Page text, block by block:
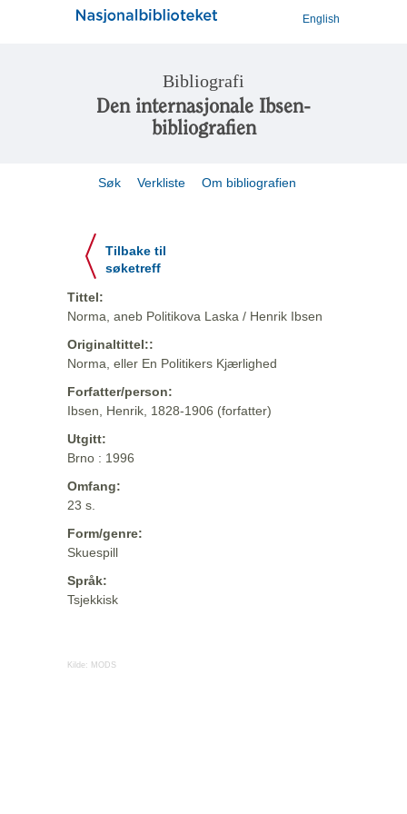
English
Bibliografi
Den internasjonale Ibsen-
bibliografien
Søk Verkliste Om bibliografien
Tilbake til
søketreff
Tittel:
Norma, aneb Politikova Laska / Henrik Ibsen
Originaltittel::
Norma, eller En Politikers Kjærlighed
Forfatter/person:
Ibsen, Henrik, 1828-1906 (forfatter)
Utgitt:
Brno : 1996
Omfang:
23 s.
Form/genre:
Skuespill
Språk:
Tsjekkisk
Kilde: MODS